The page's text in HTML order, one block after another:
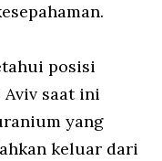
posisi
saat ini
yang
keluar dari